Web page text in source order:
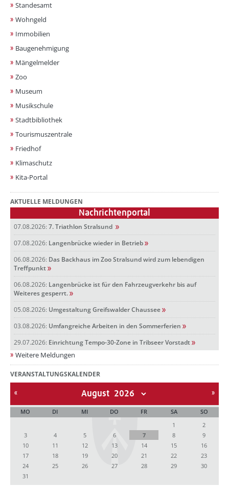
Standesamt
Wohngeld
Immobilien
Baugenehmigung
Mängelmelder
Zoo
Museum
Musikschule
Stadtbibliothek
Tourismuszentrale
Friedhof
Klimaschutz
Kita-Portal
AKTUELLE MELDUNGEN
Nachrichtenportal
07.08.2026: 7. Triathlon Stralsund
07.08.2026: Langenbrücke wieder in Betrieb
06.08.2026: Das Backhaus im Zoo Stralsund wird zum lebendigen
Treffpunkt
06.08.2026: Langenbrücke ist für den Fahrzeugverkehr bis auf
Weiteres gesperrt.
05.08.2026: Umgestaltung Greifswalder Chaussee
03.08.2026: Umfangreiche Arbeiten in den Sommerferien
29.07.2026: Einrichtung Tempo-30-Zone in Tribseer Vorstadt
Weitere Meldungen
VERANSTALTUNGSKALENDER
August
MO DI MI DO FR SA
SO
1
2
3
4 5 6 7 8
9
10
11 12 13 14 15
16
17
18 19 20 21 22
23
24
25 26 27 28 29
30
31